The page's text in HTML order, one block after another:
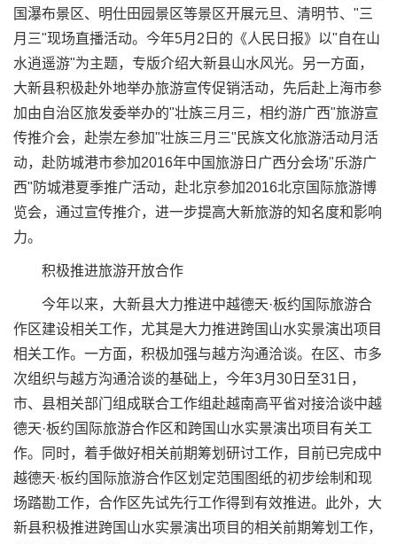
国瀑布景区、明仕田园景区等景区开展元旦、清明节、"三
月三"现场直播活动。今年5月2日的《人民日报》以"自在山
水逍遥游"为主题，专版介绍大新县山水风光。另一方面，
大新县积极赴外地举办旅游宣传促销活动，先后赴上海市参
加由自治区旅发委举办的"壮族三月三，相约游广西"旅游宣
传推介会，赴崇左参加"壮族三月三"民族文化旅游活动月活
动，赴防城港市参加2016年中国旅游日广西分会场"乐游广
西"防城港夏季推广活动，赴北京参加2016北京国际旅游博
览会，通过宣传推介，进一步提高大新旅游的知名度和影响
力。
积极推进旅游开放合作
今年以来，大新县大力推进中越德天·板约国际旅游合
作区建设相关工作，尤其是大力推进跨国山水实景演出项目
相关工作。一方面，积极加强与越方沟通洽谈。在区、市多
次组织与越方沟通洽谈的基础上，今年3月30日至31日，
市、县相关部门组成联合工作组赴越南高平省对接洽谈中越
德天·板约国际旅游合作区和跨国山水实景演出项目有关工
作。同时，着手做好相关前期筹划研讨工作，目前已完成中
越德天·板约国际旅游合作区划定范围图纸的初步绘制和现
场踏勘工作，合作区先试先行工作得到有效推进。此外，大
新县积极推进跨国山水实景演出项目的相关前期筹划工作，